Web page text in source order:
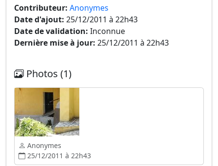
Contributeur: Anonymes
Date d'ajout: 25/12/2011 à 22h43
Date de validation: Inconnue
Dernière mise à jour: 25/12/2011 à 22h43
Photos (1)
Anonymes
25/12/2011 à 22h43